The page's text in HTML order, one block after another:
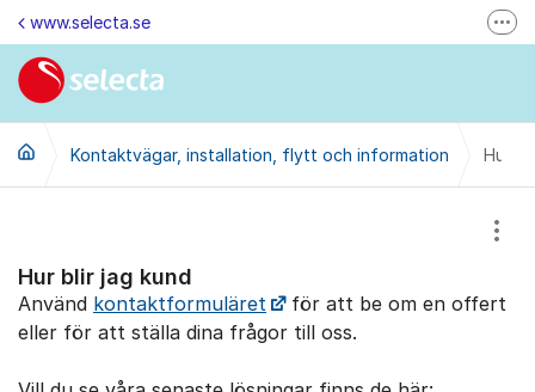
Hoppa till innehåll
www.selecta.se
Ändra dina kunduppgifter
Kontaktvägar, installation, flytt och information Hur
Hur blir jag kund
Använd kontaktformuläret
för att be om en offert
eller för att ställa dina frågor till oss.